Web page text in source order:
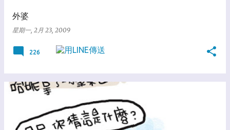
外婆
星期一, 2月 23, 2009
226